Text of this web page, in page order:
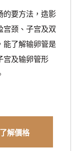
要方法，造影
宫颈、子宫及双
能了解输卵管是
宫及输卵管形
了解價格